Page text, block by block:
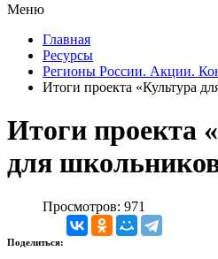
Меню
Главная
Ресурсы
Регионы России. Акции.
Итоги проекта «Культура
Итоги проекта
для
Просмотров: 971
Поделиться: